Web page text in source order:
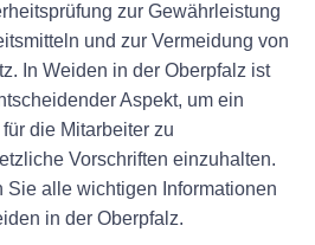
zur Gewährleistung
und zur Vermeidung von
In Weiden in der Oberpfalz ist
Aspekt, um ein
die Mitarbeiter zu
Vorschriften einzuhalten.
Sie alle wichtigen Informationen
in der Oberpfalz.